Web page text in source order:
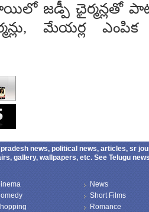
జడ్పీ ఛైర్మన్లతో
మేయర్ల ఎంపిక
news, political news, articles, sr
gallery, wallpapers, etc. See Telugu
News
Short Films
Romance